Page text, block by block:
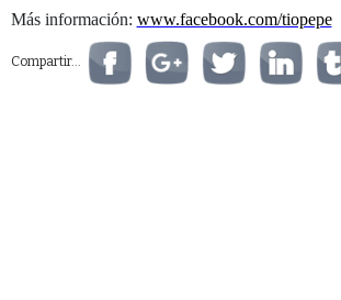
Más información: www.facebook.com/tiopepe
Compartir...